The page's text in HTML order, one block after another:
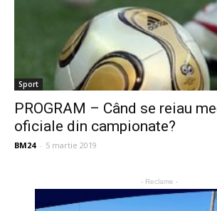
Sport
PROGRAM – Când se reiau
oficiale din campionate?
BM24 - 5 martie 2019
- Reclame -